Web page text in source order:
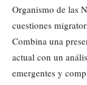
Organismo de las
cuestiones
Combina una
actual con un
emergentes y